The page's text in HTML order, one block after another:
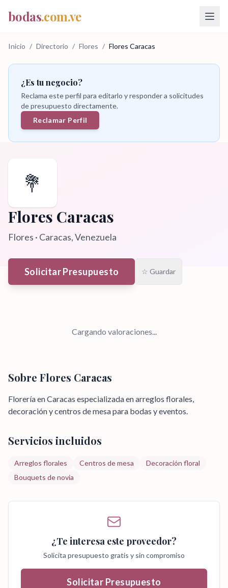
bodas.com.ve
Inicio / Directorio / Flores / Flores Caracas
¿Es tu negocio?
Reclama este perfil para editarlo y responder a solicitudes
de presupuesto directamente.
Reclamar Perfil
💐
Flores Caracas
Flores · Caracas, Venezuela
Solicitar Presupuesto ☆ Guardar
Cargando valoraciones...
Sobre Flores Caracas
Florería en Caracas especializada en arreglos florales,
decoración y centros de mesa para bodas y eventos.
Servicios incluidos
Arreglos florales Centros de mesa
Decoración floral
Bouquets de novia
¿Te interesa este proveedor?
Solicita presupuesto gratis y sin compromiso
Solicitar Presupuesto